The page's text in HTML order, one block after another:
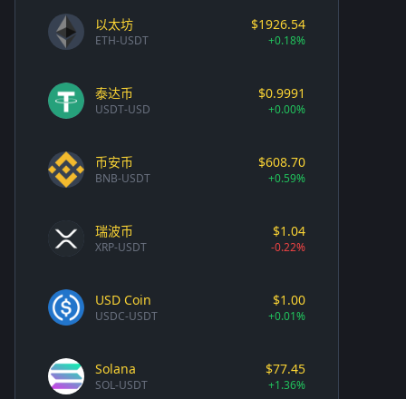
以太坊
ETH-USDT
$1926.54
+0.18%
泰达币
USDT-USD
$0.9991
+0.00%
币安币
BNB-USDT
$608.70
+0.59%
瑞波币
XRP-USDT
$1.04
-0.22%
USD Coin
USDC-USDT
$1.00
+0.01%
Solana
SOL-USDT
$77.45
+1.36%